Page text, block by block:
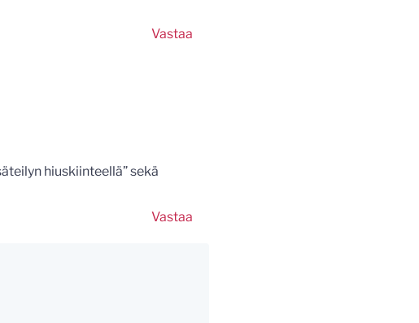
Vastaa
hiuskiinteellä” sekä
Vastaa